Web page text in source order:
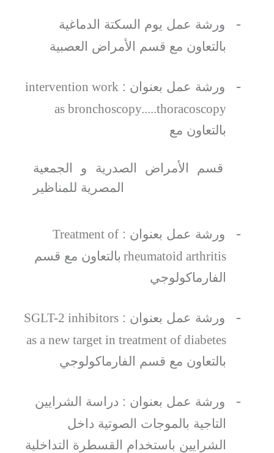
-
ورشة عمل يوم السكتة الدماغية
بالتعاون مع قسم الأمراض العصبية
- ورشة عمل بعنوان : intervention work
as bronchoscopy.....thoracoscopy
بالتعاون مع
قسم الأمراض الصدرية و الجمعية
المصرية للمناظير
- ورشة عمل بعنوان : Treatment of
rheumatoid arthritis بالتعاون مع قسم
الفارماكولوجي
- ورشة عمل بعنوان : SGLT-2 inhibitors
as a new target in treatment of diabetes
بالتعاون مع قسم الفارماكولوجي
-
ورشة عمل بعنوان : دراسة الشرايين
التاجية بالموجات الصوتية داخل
الشرايين باستخدام القسطرة التداخلية